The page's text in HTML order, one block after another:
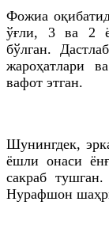
Фожиа
ўғли, 3 ва 2
бўлган.
жароҳатлари
вафот этган.
Шунингдек,
ёшли онаси
сакраб
Нурафшон